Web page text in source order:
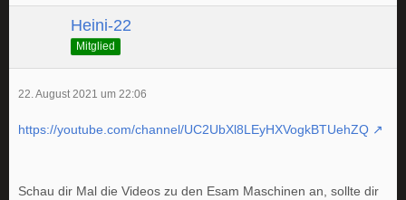
Heini-22
Mitglied
22. August 2021 um 22:06
https://youtube.com/channel/UC2UbXl8LEyHXVogkBTUehZQ
Schau dir Mal die Videos zu den Esam Maschinen an, sollte dir